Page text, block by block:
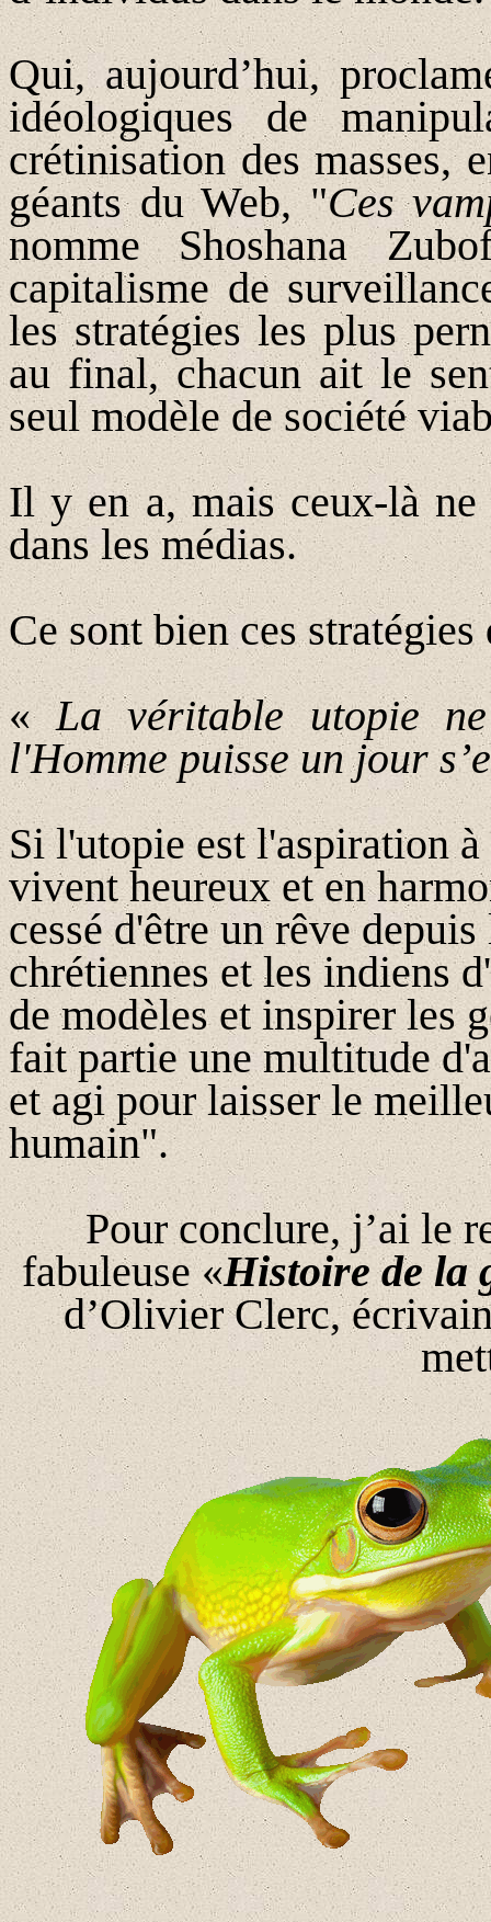
Qui, aujourd’hui,
idéologiques de
crétinisation des masses,
géants du Web, "Ces
nomme Shoshana
capitalisme de
les stratégies les plus
au final, chacun ait le
seul modèle de société
Il y en a, mais ceux-là ne
dans les médias.
Ce sont bien ces
«La véritable utopie
l'Homme puisse un jour
Si l'utopie est l'aspiration
vivent heureux et en
cessé d'être un rêve
chrétiennes et les indiens
de modèles et inspirer les
fait partie une multitude
et agi pour laisser le
humain".
Pour conclure, j’ai le
fabuleuse«Histoire de la
d’Olivier Clerc,